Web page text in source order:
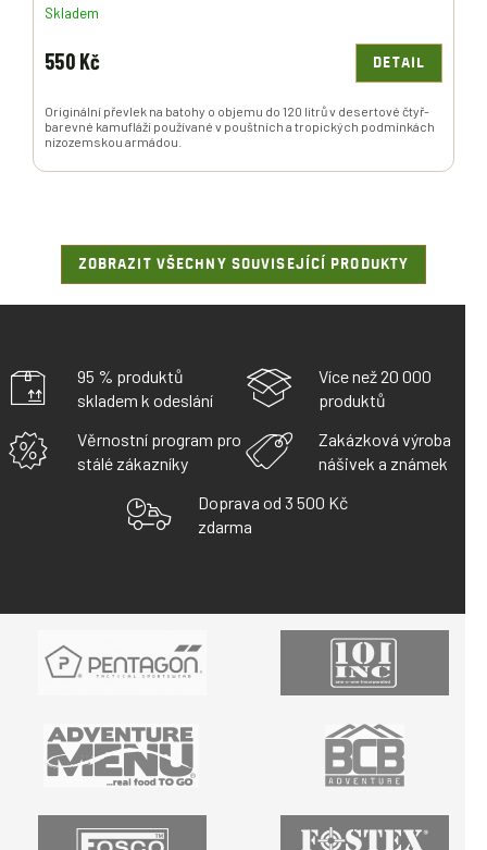
Skladem
550 Kč DETAIL
Originální převlek na batohy o objemu do 120 litrů v desertové čtyř-
barevné kamufláži používané v pouštních a tropických podmínkách
nizozemskou armádou.
ZOBRAZIT VŠECHNY SOUVISEJÍCÍ PRODUKTY
95 % produktů
skladem k odeslání
Více než 20 000
produktů
Věrnostní program pro
stálé zákazníky
Zakázková výroba
nášivek a známek
Doprava od 3 500 Kč
zdarma